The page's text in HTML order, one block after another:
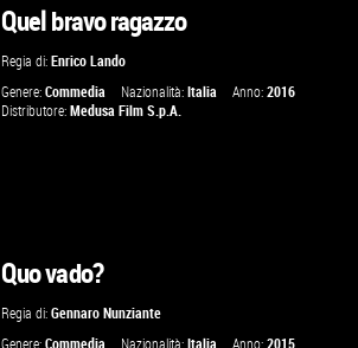
Quel bravo ragazzo
Regia di:Enrico Lando
Genere:Commedia Nazionalità:Italia Anno:2016
Distributore:Medusa Film S.p.A.
Quo vado?
Regia di:Gennaro Nunziante
Genere:Commedia Nazionalità:Italia Anno:2015